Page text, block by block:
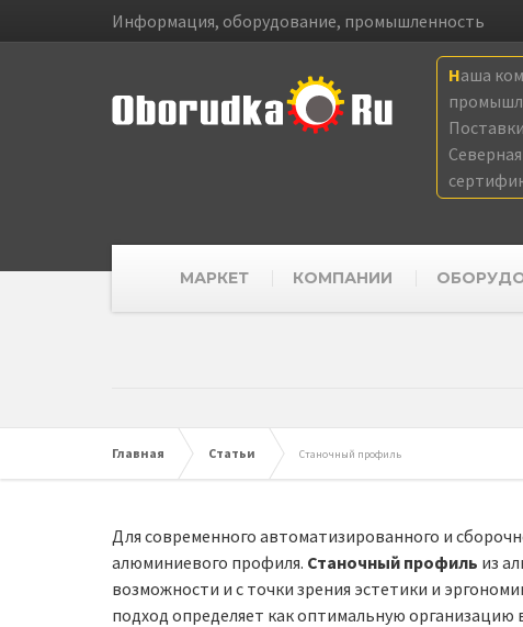
Информация, оборудование, промышленность
Наша
МАРКЕТ КОМПАНИИ
Главная Статьи Станочный профиль
Для современного автоматизированного и
алюминиевого профиля. Станочный профиль из
возможности и с точки зрения эстетики и
подход определяет как оптимальную организацию